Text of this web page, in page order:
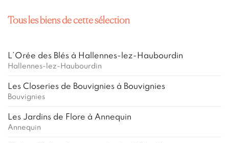
Tous les biens de cette sélection
L’Orée des Blés à Hallennes-lez-Haubourdin
Hallennes-lez-Haubourdin
Les Closeries de Bouvignies à Bouvignies
Bouvignies
Les Jardins de Flore à Annequin
Annequin